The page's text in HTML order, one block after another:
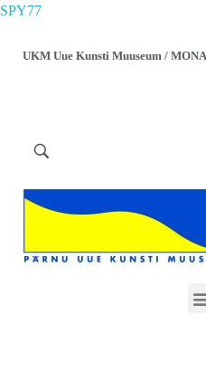
SPY77
UKM Uue Kunsti Muuseum /